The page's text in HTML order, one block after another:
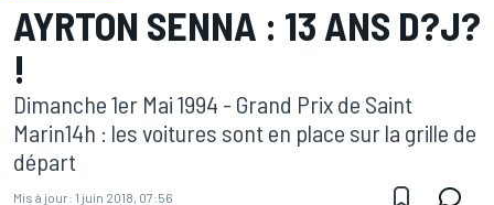
AYRTON SENNA : 13 ANS D?J?
!
Dimanche 1er Mai 1994 - Grand Prix de Saint
Marin14h : les voitures sont en place sur la grille de
départ
Mis à jour: 1 juin 2018, 07:56